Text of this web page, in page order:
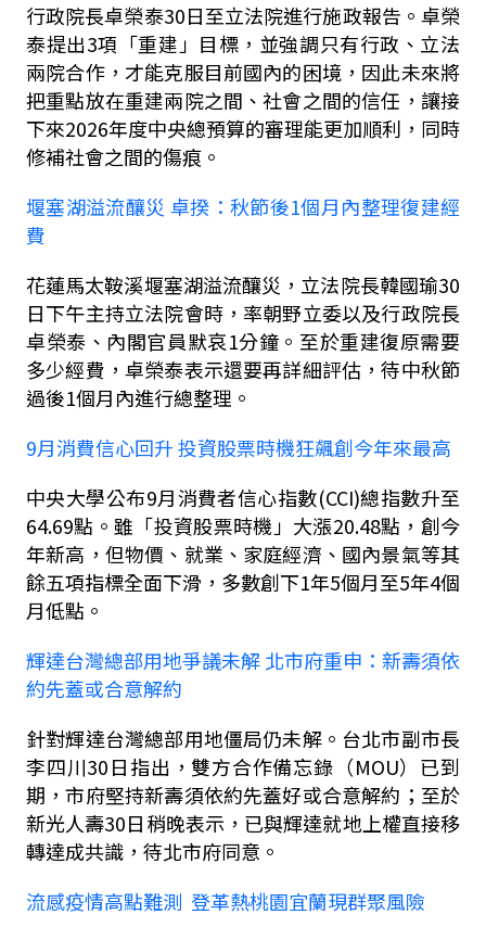
行政院長卓榮泰30日至立法院進行施政報告。卓榮
泰提出3項「重建」目標，並強調只有行政、立法
兩院合作，才能克服目前國內的困境，因此未來將
把重點放在重建兩院之間、社會之間的信任，讓接
下來2026年度中央總預算的審理能更加順利，同時
修補社會之間的傷痕。
堰塞湖溢流釀災 卓揆：秋節後1個月內整理復建經
費
花蓮馬太鞍溪堰塞湖溢流釀災，立法院長韓國瑜30
日下午主持立法院會時，率朝野立委以及行政院長
卓榮泰、內閣官員默哀1分鐘。至於重建復原需要
多少經費，卓榮泰表示還要再詳細評估，待中秋節
過後1個月內進行總整理。
9月消費信心回升 投資股票時機狂飆創今年來最高
中央大學公布9月消費者信心指數(CCI)總指數升至
64.69點。雖「投資股票時機」大漲20.48點，創今
年新高，但物價、就業、家庭經濟、國內景氣等其
餘五項指標全面下滑，多數創下1年5個月至5年4個
月低點。
輝達台灣總部用地爭議未解 北市府重申：新壽須依
約先蓋或合意解約
針對輝達台灣總部用地僵局仍未解。台北市副市長
李四川30日指出，雙方合作備忘錄（MOU）已到
期，市府堅持新壽須依約先蓋好或合意解約；至於
新光人壽30日稍晚表示，已與輝達就地上權直接移
轉達成共識，待北市府同意。
流感疫情高點難測 登革熱桃園宜蘭現群聚風險